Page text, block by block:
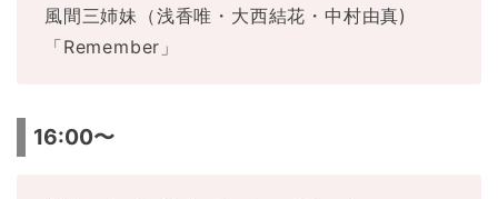
風間三姉妹（浅香唯・大西結花・中村由真)
「Remember」
16:00〜